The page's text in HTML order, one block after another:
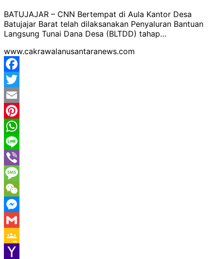
BATUJAJAR – CNN Bertempat di Aula Kantor Desa
Batujajar Barat telah dilaksanakan Penyaluran Bantuan
Langsung Tunai Dana Desa (BLTDD) tahap…
www.cakrawalanusantaranews.com
Facebook
Twitter
Email
Pinterest
WhatsApp
Line
Viber
Message
WeChat
Messenger
Gmail
Google